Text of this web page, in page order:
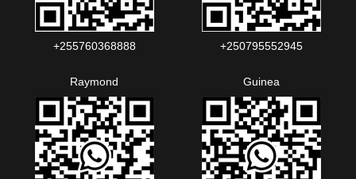
+255760368888 +250795552945
Raymond Guinea